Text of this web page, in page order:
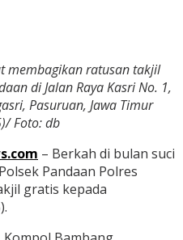
membagikan ratusan takjil
di Jalan Raya Kasri No. 1,
Pasuruan, Jawa Timur
Foto: db
– Berkah di bulan suci
Pandaan Polres
gratis kepada